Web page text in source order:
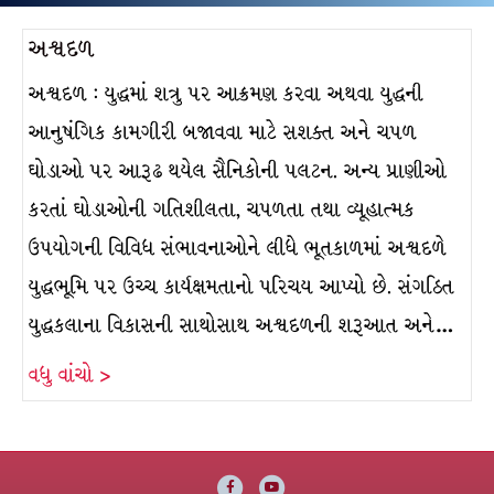
અશ્વદળ
અશ્વદળ : યુદ્ધમાં શત્રુ પર આક્રમણ કરવા અથવા યુદ્ધની
આનુષંગિક કામગીરી બજાવવા માટે સશક્ત અને ચપળ
ઘોડાઓ પર આરૂઢ થયેલ સૈનિકોની પલટન. અન્ય પ્રાણીઓ
કરતાં ઘોડાઓની ગતિશીલતા, ચપળતા તથા વ્યૂહાત્મક
ઉપયોગની વિવિધ સંભાવનાઓને લીધે ભૂતકાળમાં અશ્વદળે
યુદ્ધભૂમિ પર ઉચ્ચ કાર્યક્ષમતાનો પરિચય આપ્યો છે. સંગઠિત
યુદ્ધકલાના વિકાસની સાથોસાથ અશ્વદળની શરૂઆત અને…
વધુ વાંચો >
FacebookYoutube